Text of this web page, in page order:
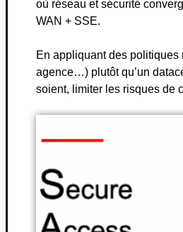
où réseau et sécurité
WAN + SSE.
En appliquant des
agence…) plutôt qu’un
soient, limiter les risques de